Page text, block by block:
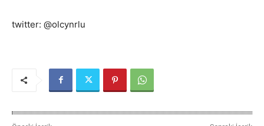
twitter: @olcynrlu